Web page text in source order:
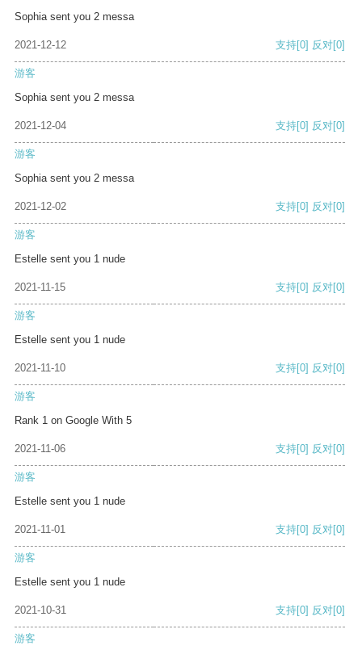
Sophia sent you 2 messa
2021-12-12 支持[0] 反对[0]
游客
Sophia sent you 2 messa
2021-12-04 支持[0] 反对[0]
游客
Sophia sent you 2 messa
2021-12-02 支持[0] 反对[0]
游客
Estelle sent you 1 nude
2021-11-15 支持[0] 反对[0]
游客
Estelle sent you 1 nude
2021-11-10 支持[0] 反对[0]
游客
Rank 1 on Google With 5
2021-11-06 支持[0] 反对[0]
游客
Estelle sent you 1 nude
2021-11-01 支持[0] 反对[0]
游客
Estelle sent you 1 nude
2021-10-31 支持[0] 反对[0]
游客